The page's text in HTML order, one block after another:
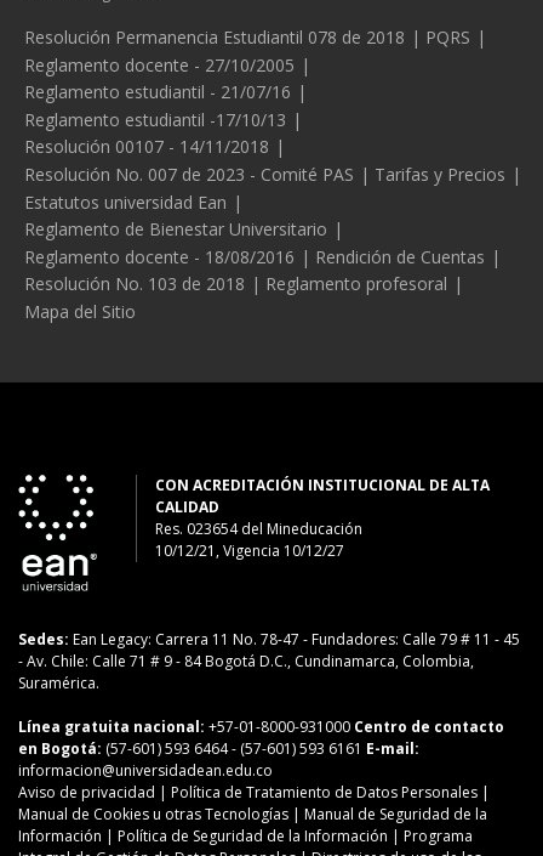
Legales
Resolución Permanencia Estudiantil 078 de 2018
PQRS
Reglamento docente - 27/10/2005
Reglamento estudiantil - 21/07/16
Reglamento estudiantil -17/10/13
Resolución 00107 - 14/11/2018
Resolución No. 007 de 2023 - Comité PAS
Tarifas y Precios
Estatutos universidad Ean
Reglamento de Bienestar Universitario
Reglamento docente - 18/08/2016
Rendición de Cuentas
Resolución No. 103 de 2018
Reglamento profesoral
Mapa del Sitio
CON ACREDITACIÓN INSTITUCIONAL DE ALTA
CALIDAD
Res. 023654del Mineducación
10/12/21, Vigencia 10/12/27
Sedes: Ean Legacy: Carrera 11 No. 78-47 -Fundadores: Calle 79 # 11 - 45
-Av. Chile: Calle 71 # 9 - 84Bogotá D.C., Cundinamarca, Colombia,
Suramérica.
Línea gratuita nacional: +57-01-8000-931000 Centro de contacto
en Bogotá: (57-601) 593 6464- (57-601) 593 6161 E-mail:
informacion@universidadean.edu.co
Aviso de privacidad | Política de Tratamiento de Datos Personales |
Manual de Cookies u otras Tecnologías | Manual de Seguridad de la
Información | Política de Seguridad de la Información | Programa